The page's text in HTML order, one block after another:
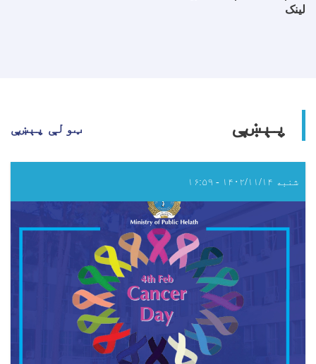
لینک
پېښې ټولې پېښې
شنبه ۱۴۰۲/۱۱/۱۴ - ۱۶:۵۹